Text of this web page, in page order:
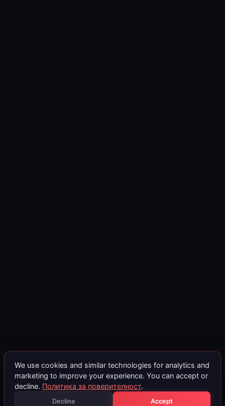
We use cookies and similar technologies for analytics and
marketing to improve your experience. You can accept or
decline. Политика за поверителност.
Decline Accept